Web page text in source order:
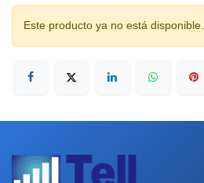
Este producto ya no está disponible.